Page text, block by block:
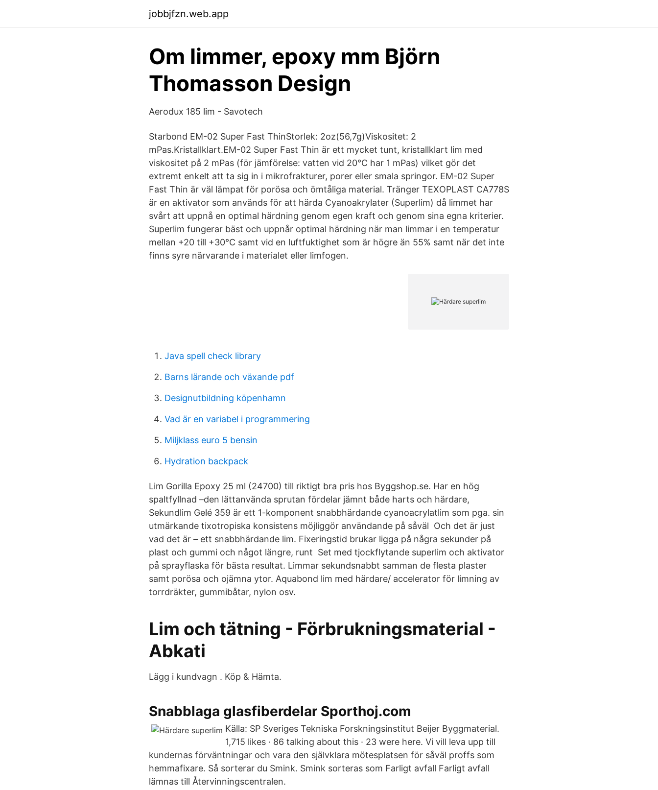
jobbjfzn.web.app
Om limmer, epoxy mm Björn
Thomasson Design
Aerodux 185 lim - Savotech
Starbond EM-02 Super Fast ThinStorlek: 2oz(56,7g)Viskositet: 2
mPas.Kristallklart.EM-02 Super Fast Thin är ett mycket tunt, kristallklart lim med
viskositet på 2 mPas (för jämförelse: vatten vid 20°C har 1 mPas) vilket gör det
extremt enkelt att ta sig in i mikrofrakturer, porer eller smala springor. EM-02 Super
Fast Thin är väl lämpat för porösa och ömtåliga material. Tränger TEXOPLAST CA778S
är en aktivator som används för att härda Cyanoakrylater (Superlim) då limmet har
svårt att uppnå en optimal härdning genom egen kraft och genom sina egna kriterier.
Superlim fungerar bäst och uppnår optimal härdning när man limmar i en temperatur
mellan +20 till +30°C samt vid en luftfuktighet som är högre än 55% samt när det inte
finns syre närvarande i materialet eller limfogen.
Java spell check library
Barns lärande och växande pdf
Designutbildning köpenhamn
Vad är en variabel i programmering
Miljklass euro 5 bensin
Hydration backpack
Lim Gorilla Epoxy 25 ml (24700) till riktigt bra pris hos Byggshop.se. Har en hög
spaltfyllnad –den lättanvända sprutan fördelar jämnt både harts och härdare,
Sekundlim Gelé 359 är ett 1-komponent snabbhärdande cyanoacrylatlim som pga. sin
utmärkande tixotropiska konsistens möjliggör användande på såväl Och det är just
vad det är – ett snabbhärdande lim. Fixeringstid brukar ligga på några sekunder på
plast och gummi och något längre, runt Set med tjockflytande superlim och aktivator
på sprayflaska för bästa resultat. Limmar sekundsnabbt samman de flesta plaster
samt porösa och ojämna ytor. Aquabond lim med härdare/ accelerator för limning av
torrdräkter, gummibåtar, nylon osv.
Lim och tätning - Förbrukningsmaterial -
Abkati
Lägg i kundvagn . Köp & Hämta.
Snabblaga glasfiberdelar Sporthoj.com
Källa: SP Sveriges Tekniska Forskningsinstitut Beijer Byggmaterial.
1,715 likes · 86 talking about this · 23 were here. Vi vill leva upp till
kundernas förväntningar och vara den självklara mötesplatsen för såväl proffs som
hemmafixare. Så sorterar du Smink. Smink sorteras som Farligt avfall Farligt avfall
lämnas till Återvinningscentralen.